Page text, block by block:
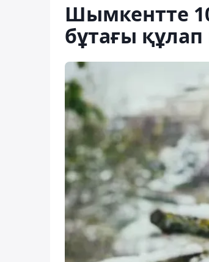
Шымкентте
бұтағы